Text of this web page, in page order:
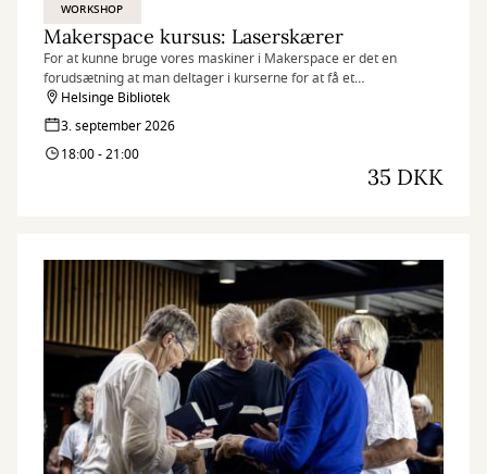
WORKSHOP
Makerspace kursus: Laserskærer
For at kunne bruge vores maskiner i Makerspace er det en
forudsætning at man deltager i kurserne for at få et
grundlæggende kendskab til dem.
Helsinge Bibliotek
3. september 2026
18:00 - 21:00
35 DKK